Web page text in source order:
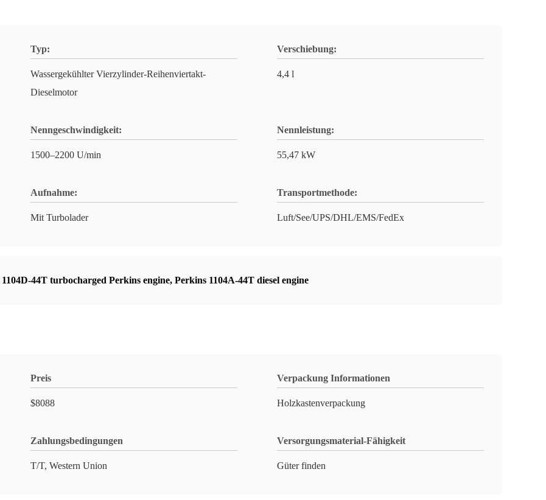
Typ:
Wassergekühlter Vierzylinder-Reihenviertakt-
Dieselmotor
Verschiebung:
4,4 l
Nenngeschwindigkeit:
1500–2200 U/min
Nennleistung:
55,47 kW
Aufnahme:
Mit Turbolader
Transportmethode:
Luft/See/UPS/DHL/EMS/FedEx
1104D-44T turbocharged Perkins engine, Perkins 1104A-44T diesel engine
Preis
$8088
Verpackung Informationen
Holzkastenverpackung
Zahlungsbedingungen
T/T, Western Union
Versorgungsmaterial-Fähigkeit
Güter finden